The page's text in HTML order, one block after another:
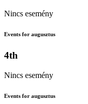
Nincs esemény
Events for augusztus
4th
Nincs esemény
Events for augusztus